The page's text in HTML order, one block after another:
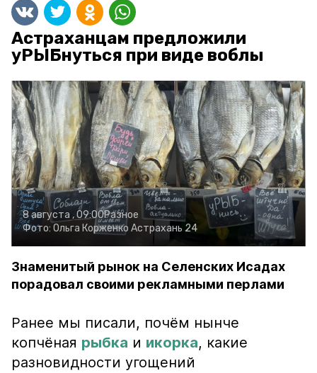
Астраханцам предложили
уРЫБнуться при виде воблы
8 августа , 09:00Разное
Фото: Ольга Корженко Астрахань 24
Знаменитый рынок на Селенских Исадах
порадовал своими рекламными перлами
Ранее мы писали, почём нынче
копчёная рыбка и икорка, какие
разновидности угощений